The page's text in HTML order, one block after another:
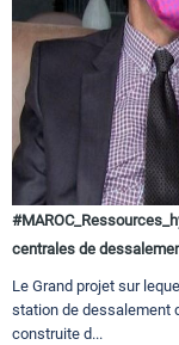
centrales de
Le Grand projet sur
station de dessalement
construite d...